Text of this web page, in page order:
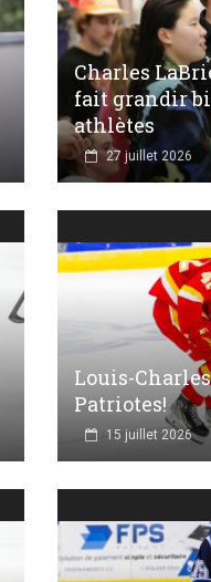
Charles
fait grandir
athlètes
27 juillet 2026
Louis-
Patriotes!
15 juillet 2026